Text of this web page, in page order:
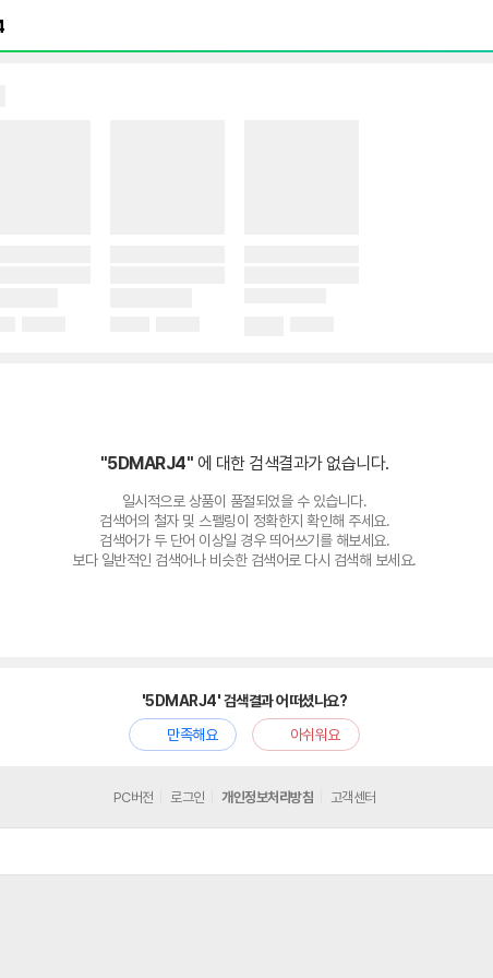
"5DMARJ4" 에 대한 검색결과가 없습니다.
일시적으로 상품이 품절되었을 수 있습니다.
검색어의 철자 및 스펠링이 정확한지 확인해 주세요.
검색어가 두 단어 이상일 경우 띄어쓰기를 해보세요.
보다 일반적인 검색어나 비슷한 검색어로 다시 검색해 보세요.
'5DMARJ4' 검색결과 어떠셨나요?
만족해요
아쉬워요
PC버전 로그인 개인정보처리방침 고객센터